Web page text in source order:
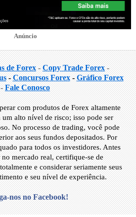
Anúncio
de Forex -Copy Trade Forex -
- Concursos Forex- Gráfico Forex
- Fale Conosco
com produtos de Forex altamente
um alto nível de risco; isso pode ser
No processo de trading, você pode
aos seus fundos depositados. Por
para todos os investidores. Antes
mercado real, certifique-se de
e considerar seriamente seus
e seu nível de experiência.
nos no Facebook!